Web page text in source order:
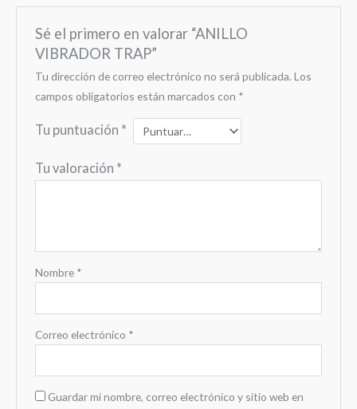
Sé el primero en valorar “ANILLO
VIBRADOR TRAP”
Tu dirección de correo electrónico no será publicada. Los
campos obligatorios están marcados con *
Tu puntuación *
Tu valoración *
Nombre *
Correo electrónico *
Guardar mi nombre, correo electrónico y sitio web en